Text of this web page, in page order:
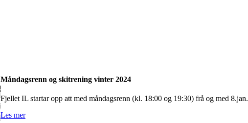
Måndagsrenn og skitrening vinter 2024
Fjellet IL startar opp att med måndagsrenn (kl. 18:00 og 19:30) frå og med 8.jan.
Les mer